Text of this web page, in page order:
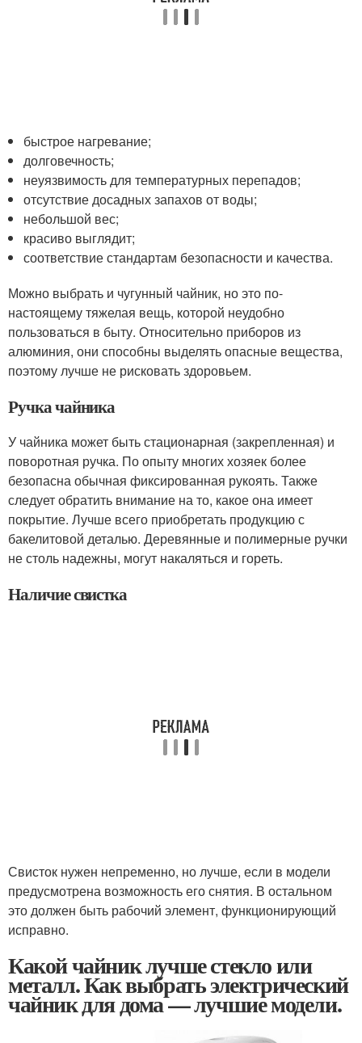
быстрое нагревание;
долговечность;
неуязвимость для температурных перепадов;
отсутствие досадных запахов от воды;
небольшой вес;
красиво выглядит;
соответствие стандартам безопасности и качества.
Можно выбрать и чугунный чайник, но это по-
настоящему тяжелая вещь, которой неудобно
пользоваться в быту. Относительно приборов из
алюминия, они способны выделять опасные вещества,
поэтому лучше не рисковать здоровьем.
Ручка чайника
У чайника может быть стационарная (закрепленная) и
поворотная ручка. По опыту многих хозяек более
безопасна обычная фиксированная рукоять. Также
следует обратить внимание на то, какое она имеет
покрытие. Лучше всего приобретать продукцию с
бакелитовой деталью. Деревянные и полимерные ручки
не столь надежны, могут накаляться и гореть.
Наличие свистка
Свисток нужен непременно, но лучше, если в модели
предусмотрена возможность его снятия. В остальном
это должен быть рабочий элемент, функционирующий
исправно.
Какой чайник лучше стекло или
металл. Как выбрать электрический
чайник для дома — лучшие модели.